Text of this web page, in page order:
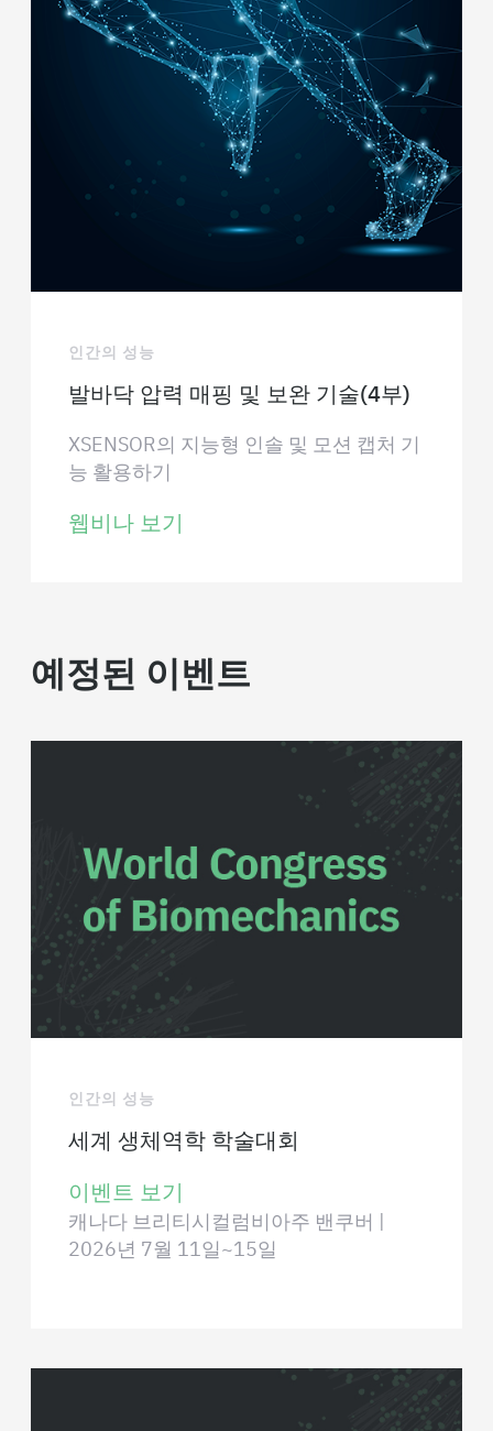
인간의 성능
발바닥 압력 매핑 및 보완 기술(4부)
XSENSOR의 지능형 인솔 및 모션 캡처 기
능 활용하기
웹비나 보기
예정된 이벤트
인간의 성능
세계 생체역학 학술대회
이벤트 보기
캐나다 브리티시컬럼비아주 밴쿠버 |
2026년 7월 11일~15일